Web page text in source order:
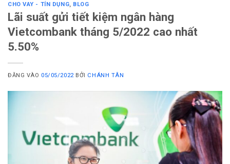
CHO VAY - TÍN DỤNG, BLOG
Lãi suất gửi tiết kiệm ngân hàng
Vietcombank tháng 5/2022 cao nhất
5.50%
ĐĂNG VÀO 05/05/2022 BỞI CHÁNH TÂN